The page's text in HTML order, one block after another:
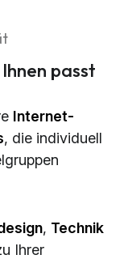
passt
Internet-
, die individuell
, Technik
Ihrer